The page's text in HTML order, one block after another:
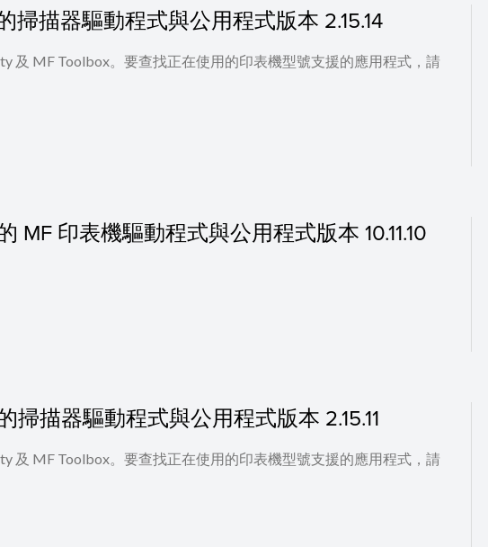
掃描器驅動程式與公用程式版本 2.15.14
及 MF Toolbox。要查找正在使用的印表機型號支援的應用程式，請
MF 印表機驅動程式與公用程式版本 10.11.10
掃描器驅動程式與公用程式版本 2.15.11
及 MF Toolbox。要查找正在使用的印表機型號支援的應用程式，請